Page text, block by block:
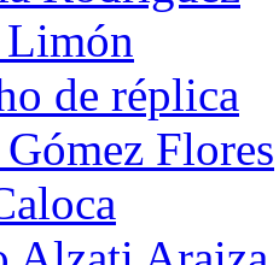
de réplica
Flores